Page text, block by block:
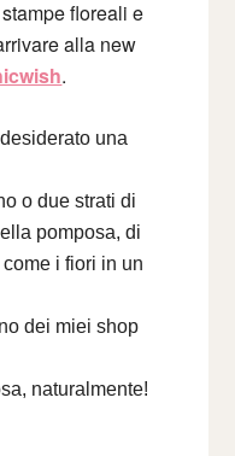
floreali e
alla new
.
una
o due strati di
pomposa, di
i fiori in un
dei miei shop
naturalmente!